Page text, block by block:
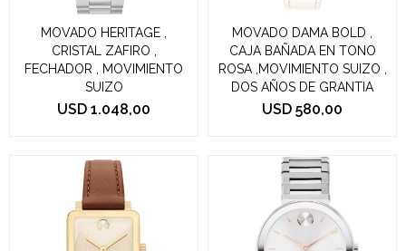
MOVADO HERITAGE ,
CRISTAL ZAFIRO ,
FECHADOR , MOVIMIENTO
SUIZO
USD 1.048,00
MOVADO DAMA BOLD ,
CAJA BAÑADA EN TONO
ROSA ,MOVIMIENTO SUIZO ,
DOS AÑOS DE GRANTIA
USD 580,00